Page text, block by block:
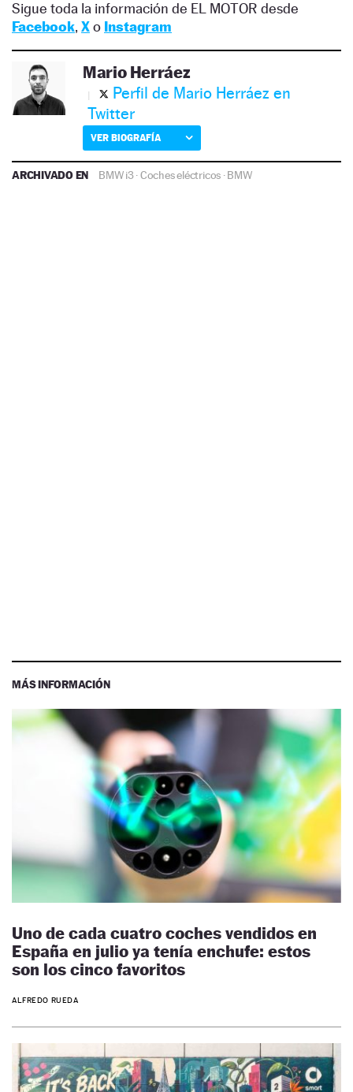
Sigue toda la información de EL MOTOR desde
Facebook, Xo Instagram
Mario Herráez
Perfil de Mario Herráez en
Twitter
VER BIOGRAFÍA
ARCHIVADO EN BMW i3·Coches eléctricos ·BMW
MÁS INFORMACIÓN
Uno de cada cuatro coches vendidos en
España en julio ya tenía enchufe: estos
son los cinco favoritos
ALFREDO RUEDA